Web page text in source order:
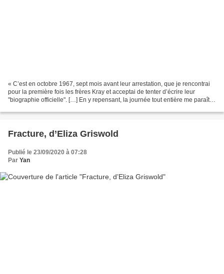
« C’est en octobre 1967, sept mois avant leur arrestation, que je rencontrai
pour la première fois les frères Kray et acceptai de tenter d’écrire leur
"biographie officielle". […] En y repensant, la journée tout entière me paraît
Fracture, d’Eliza Griswold
Publié le 23/09/2020 à 07:28
Par Yan